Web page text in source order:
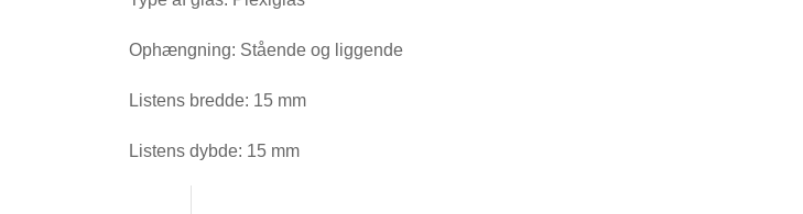
Ophængning: Stående og liggende
Listens bredde: 15 mm
Listens dybde: 15 mm